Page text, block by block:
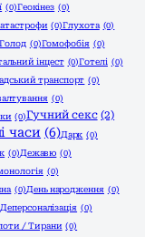
(0)Геокінез (0)
(0)Глухота (0)
Голод (0)Гомофобія (0)
інцест (0)Готелі (0)
транспорт (0)
(0)
(0)Гучний секс (2)
часи (6)Дарк (0)
(0)Дежавю (0)
(0)
(0)День народження (0)
Деперсоналізація (0)
/ Тирани (0)